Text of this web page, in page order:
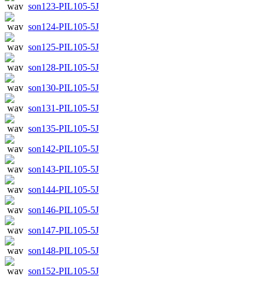
son123-PIL105-5J
son124-PIL105-5J
son125-PIL105-5J
son128-PIL105-5J
son130-PIL105-5J
son131-PIL105-5J
son135-PIL105-5J
son142-PIL105-5J
son143-PIL105-5J
son144-PIL105-5J
son146-PIL105-5J
son147-PIL105-5J
son148-PIL105-5J
son152-PIL105-5J